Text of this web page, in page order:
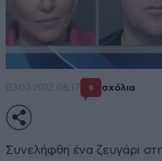
03·03·2012 06:17 9 σχόλια
Συνελήφθη ένα ζευγάρι